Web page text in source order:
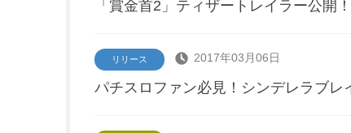
「賞金首2」ティザートレイラー公開！
リリース 2017年03月06日
パチスロファン必見！シンデレラブレ